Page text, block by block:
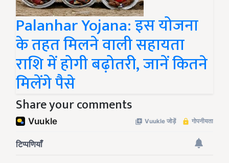
Palanhar Yojana: इस योजना
के तहत मिलने वाली सहायता
राशि में होगी बढ़ोतरी, जानें कितने
मिलेंगे पैसे
Share your comments